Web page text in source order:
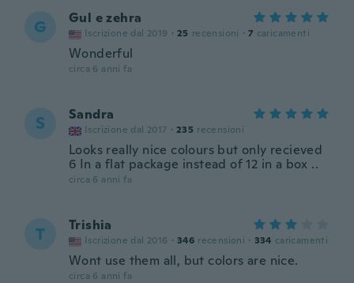
G Gul e zehra
Iscrizione dal 2019 · 25 recensioni · 7 caricamenti
Wonderful
circa 6 anni fa
S Sandra
Iscrizione dal 2017 · 235 recensioni
Looks really nice colours but only recieved
6 In a flat package instead of 12 in a box ..
circa 6 anni fa
T Trishia
Iscrizione dal 2016 · 346 recensioni · 334 caricamenti
Wont use them all, but colors are nice.
circa 6 anni fa